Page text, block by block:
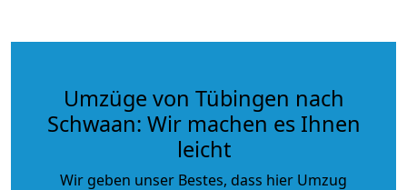
Umzüge von Tübingen nach
Schwaan: Wir machen es Ihnen
leicht
Wir geben unser Bestes, dass hier Umzug